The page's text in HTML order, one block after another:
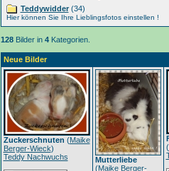
Teddywidder(34)
Hier können Sie Ihre Lieblingsfotos einstellen !
128Bilder in 4Kategorien.
Neue Bilder
Zuckerschnuten (Maike
Berger-Wieck)
Teddy Nachwuchs
Mutterliebe
(Maike Berger-
(